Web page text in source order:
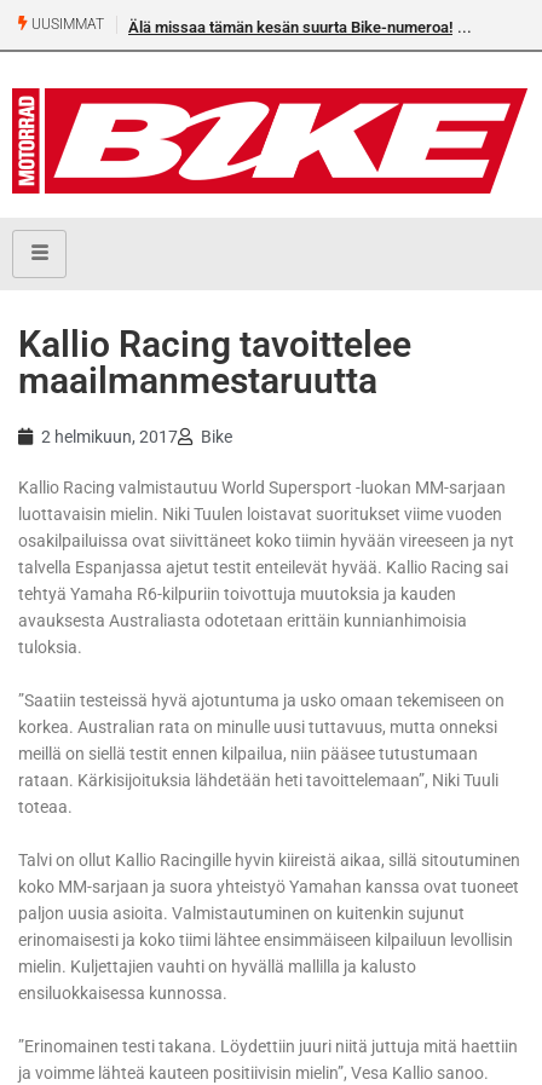
UUSIMMAT Älä missaa tämän kesän suurta Bike-numeroa!
Kallio Racing tavoittelee
maailmanmestaruutta
2 helmikuun, 2017 Bike
Kallio Racing valmistautuu World Supersport -luokan MM-sarjaan
luottavaisin mielin. Niki Tuulen loistavat suoritukset viime vuoden
osakilpailuissa ovat siivittäneet koko tiimin hyvään vireeseen ja nyt
talvella Espanjassa ajetut testit enteilevät hyvää. Kallio Racing sai
tehtyä Yamaha R6-kilpuriin toivottuja muutoksia ja kauden
avauksesta Australiasta odotetaan erittäin kunnianhimoisia
tuloksia.
”Saatiin testeissä hyvä ajotuntuma ja usko omaan tekemiseen on
korkea. Australian rata on minulle uusi tuttavuus, mutta onneksi
meillä on siellä testit ennen kilpailua, niin pääsee tutustumaan
rataan. Kärkisijoituksia lähdetään heti tavoittelemaan”, Niki Tuuli
toteaa.
Talvi on ollut Kallio Racingille hyvin kiireistä aikaa, sillä sitoutuminen
koko MM-sarjaan ja suora yhteistyö Yamahan kanssa ovat tuoneet
paljon uusia asioita. Valmistautuminen on kuitenkin sujunut
erinomaisesti ja koko tiimi lähtee ensimmäiseen kilpailuun levollisin
mielin. Kuljettajien vauhti on hyvällä mallilla ja kalusto
ensiluokkaisessa kunnossa.
”Erinomainen testi takana. Löydettiin juuri niitä juttuja mitä haettiin
ja voimme lähteä kauteen positiivisin mielin”, Vesa Kallio sanoo.